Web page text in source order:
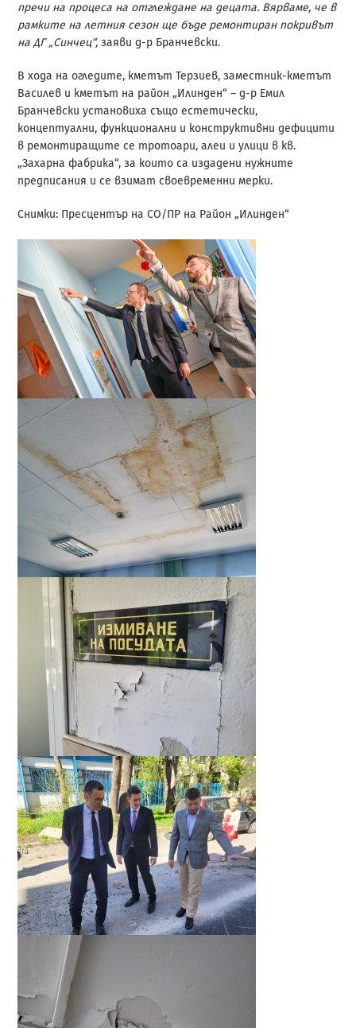
пречи на процеса на отглеждане на децата. Вярваме, че в
рамките на летния сезон ще бъде ремонтиран покривът
на ДГ „Синчец“,заяви д-р Бранчевски.
В хода на огледите, кметът Терзиев, заместник-кметът
Василев и кметът на район „Илинден“ – д-р Емил
Бранчевски установиха също естетически,
концептуални, функционални и конструктивни дефицити
в ремонтиращите се тротоари, алеи и улици в кв.
„Захарна фабрика“, за които са издадени нужните
предписания и се взимат своевременни мерки.
Снимки: Пресцентър на СО/ПР на Район „Илинден“